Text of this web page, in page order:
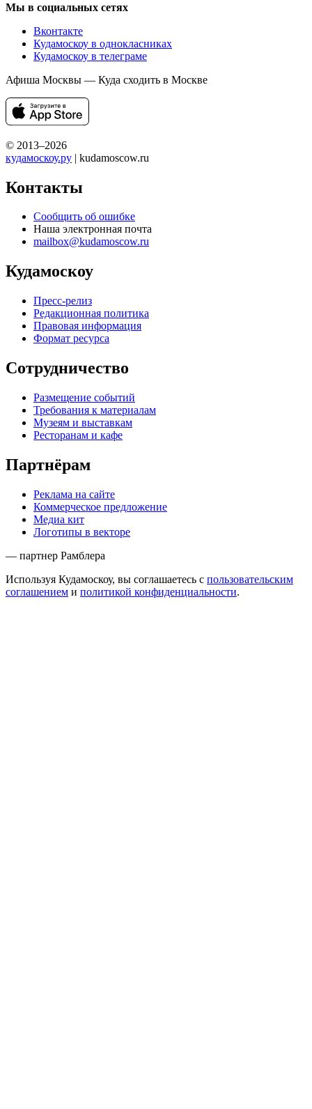
Мы в социальных сетях
Вконтакте
Кудамоскоу в однокласниках
Кудамоскоу в телеграме
Афиша Москвы — Куда сходить в Москве
© 2013–2026
кудамоскоу.ру | kudamoscow.ru
Контакты
Сообщить об ошибке
Наша электронная почта
mailbox@kudamoscow.ru
Кудамоскоу
Пресс-релиз
Редакционная политика
Правовая информация
Формат ресурса
Сотрудничество
Размещение событий
Требования к материалам
Музеям и выставкам
Ресторанам и кафе
Партнёрам
Реклама на сайте
Коммерческое предложение
Медиа кит
Логотипы в векторе
— партнер Рамблера
Используя Кудамоскоу, вы соглашаетесь с пользовательским
соглашением и политикой конфиденциальности.